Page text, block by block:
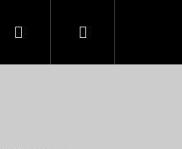
Dárkové Balení
Přihlášení